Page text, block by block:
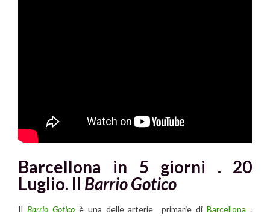
Barcellona in 5 giorni . 20
Luglio. Il Barrio Gotico
Il Barrio Goticoè una delle arterie primarie diBarcellona .